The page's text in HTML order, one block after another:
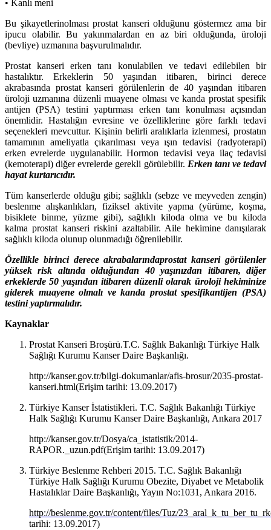
• Kanlı meni
Bu şikayetlerinolması prostat kanseri olduğunu göstermez ama bir
ipucu olabilir. Bu yakınmalardan en az biri olduğunda, üroloji
(bevliye) uzmanına başvurulmalıdır.
Prostat kanseri erken tanı konulabilen ve tedavi edilebilen bir
hastalıktır. Erkeklerin 50 yaşından itibaren, birinci derece
akrabasında prostat kanseri görülenlerin de 40 yaşından itibaren
üroloji uzmanına düzenli muayene olması ve kanda prostat spesifik
antijen (PSA) testini yaptırması erken tanı konulması açısından
önemlidir. Hastalığın evresine ve özelliklerine göre farklı tedavi
seçenekleri mevcuttur. Kişinin belirli aralıklarla izlenmesi, prostatın
tamamının ameliyatla çıkarılması veya ışın tedavisi (radyoterapi)
erken evrelerde uygulanabilir. Hormon tedavisi veya ilaç tedavisi
(kemoterapi) diğer evrelerde gerekli görülebilir. Erken tanı ve tedavi
hayat kurtarıcıdır.
Tüm kanserlerde olduğu gibi; sağlıklı (sebze ve meyveden zengin)
beslenme alışkanlıkları, fiziksel aktivite yapma (yürüme, koşma,
bisiklete binme, yüzme gibi), sağlıklı kiloda olma ve bu kiloda
kalma prostat kanseri riskini azaltabilir. Aile hekimine danışılarak
sağlıklı kiloda olunup olunmadığı öğrenilebilir.
Özellikle birinci derece akrabalarındaprostat kanseri görülenler
yüksek risk altında olduğundan 40 yaşınızdan itibaren, diğer
erkeklerde 50 yaşından itibaren düzenli olarak üroloji hekiminize
giderek muayene olmalı ve kanda prostat spesifikantijen (PSA)
testini yaptırmalıdır.
Kaynaklar
Prostat Kanseri Broşürü.T.C. Sağlık Bakanlığı Türkiye Halk
Sağlığı Kurumu Kanser Daire Başkanlığı.
http://kanser.gov.tr/bilgi-dokumanlar/afis-brosur/2035-prostat-
kanseri.html(Erişim tarihi: 13.09.2017)
Türkiye Kanser İstatistikleri. T.C. Sağlık Bakanlığı Türkiye
Halk Sağlığı Kurumu Kanser Daire Başkanlığı, Ankara 2017
http://kanser.gov.tr/Dosya/ca_istatistik/2014-
RAPOR._uzun.pdf(Erişim tarihi: 13.09.2017)
Türkiye Beslenme Rehberi 2015. T.C. Sağlık Bakanlığı
Türkiye Halk Sağlığı Kurumu Obezite, Diyabet ve Metabolik
Hastalıklar Daire Başkanlığı, Yayın No:1031, Ankara 2016.
http://beslenme.gov.tr/content/files/Tuz/
tarihi: 13.09.2017)